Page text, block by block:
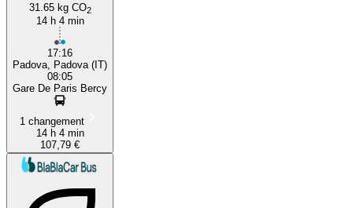
31.65 kg CO2
14 h 4 min
17:16
Padova, Padova (IT)
08:05
Gare De Paris Bercy
1 changement
14 h 4 min
107,79 €